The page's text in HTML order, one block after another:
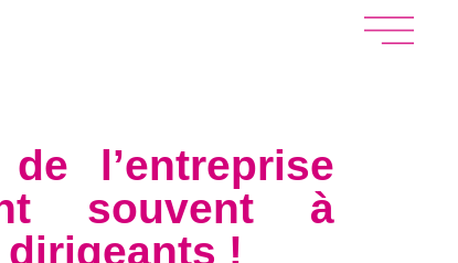
l’entreprise
souvent à
!